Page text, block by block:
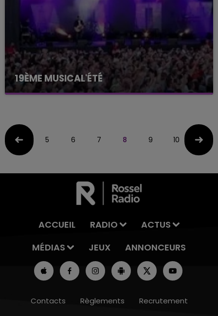
19ÈME MUSICAL'ÉTÉ
5 6 7 8 9 10 11
ACCUEIL RADIO
ACTUS
MÉDIAS
JEUX ANNONCEURS
Contacts Règlements Recrutement